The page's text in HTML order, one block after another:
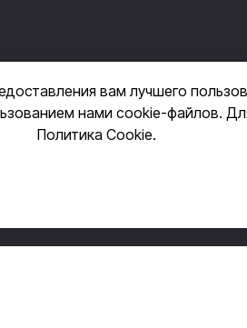
вам лучшего
нами cookie-файлов.
Политика Cookie.